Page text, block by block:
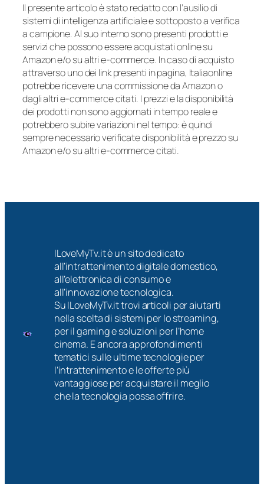
Il presente articolo è stato redatto con l’ausilio di
sistemi di intelligenza artificiale e sottoposto a verifica
a campione. Al suo interno sono presenti prodotti e
servizi che possono essere acquistati online su
Amazon e/o su altri e-commerce. In caso di acquisto
attraverso uno dei link presenti in pagina, Italiaonline
potrebbe ricevere una commissione da Amazon o
dagli altri e-commerce citati. I prezzi e la disponibilità
dei prodotti non sono aggiornati in tempo reale e
potrebbero subire variazioni nel tempo: è quindi
sempre necessario verificate disponibilità e prezzo su
Amazon e/o su altri e-commerce citati.
ILoveMyTv.it è un sito dedicato
all’intrattenimento digitale domestico,
all’elettronica di consumo e
all’innovazione tecnologica.
Su ILoveMyTv.it trovi articoli per aiutarti
nella scelta di sistemi per lo streaming,
per il gaming e soluzioni per l’home
cinema. E ancora approfondimenti
tematici sulle ultime tecnologie per
l’intrattenimento e le offerte più
vantaggiose per acquistare il meglio
che la tecnologia possa offrire.